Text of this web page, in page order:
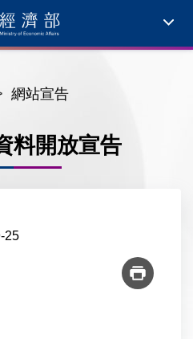
網站宣告
料開放宣告
25